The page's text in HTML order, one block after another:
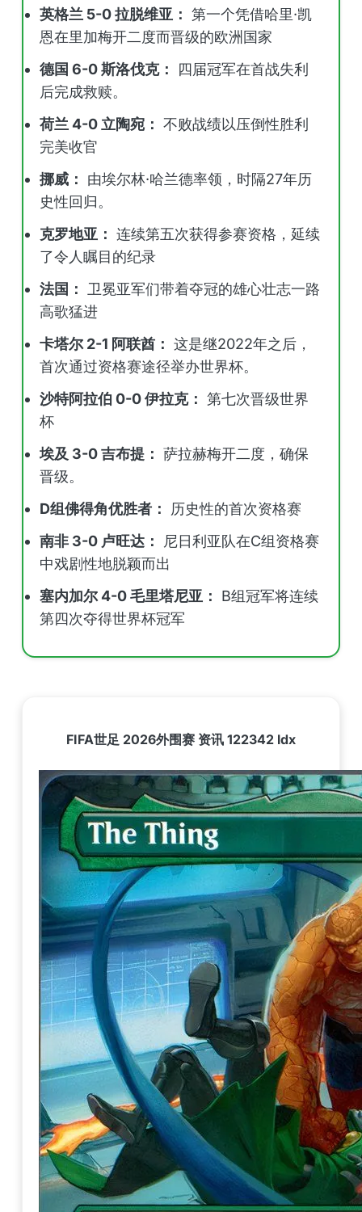
英格兰 5-0 拉脱维亚： 第一个凭借哈里·凯
恩在里加梅开二度而晋级的欧洲国家
德国 6-0 斯洛伐克：
四届冠军在首战失利
后完成救赎。
荷兰 4-0 立陶宛： 不败战绩以压倒性胜利
完美收官
挪威：
由埃尔林·哈兰德率领，时隔27年历
史性回归。
克罗地亚： 连续第五次获得参赛资格，延续
了令人瞩目的纪录
法国：
卫冕亚军们带着夺冠的雄心壮志一路
高歌猛进
卡塔尔 2-1 阿联酋： 这是继2022年之后，
首次通过资格赛途径举办世界杯。
沙特阿拉伯 0-0 伊拉克： 第七次晋级世界
杯
埃及 3-0 吉布提： 萨拉赫梅开二度，确保
晋级。
D组佛得角优胜者：
历史性的首次资格赛
南非 3-0 卢旺达：
尼日利亚队在C组资格赛
中戏剧性地脱颖而出
塞内加尔 4-0 毛里塔尼亚：
B组冠军将连续
第四次夺得世界杯冠军
FIFA世足 2026外围赛 资讯 122342 ldx